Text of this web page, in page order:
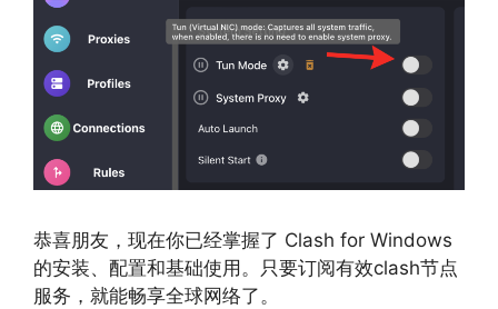
恭喜朋友，现在你已经掌握了 Clash for Windows
的安装、配置和基础使用。只要订阅有效clash节点
服务，就能畅享全球网络了。